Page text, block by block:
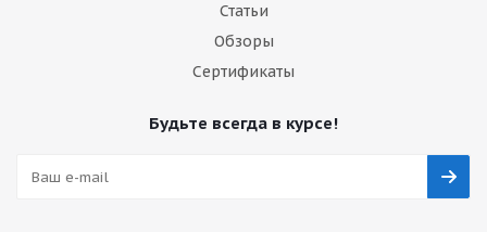
Статьи
Обзоры
Сертификаты
Будьте всегда в курсе!